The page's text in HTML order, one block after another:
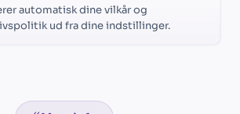
automatisk dine vilkår og
ud fra dine indstillinger.